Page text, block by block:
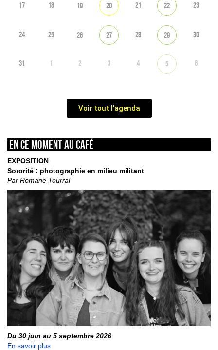
17 18 19 20 21 22 23
24 25 26 27 28 29 30
31 1 2 3 4 5 6
Voir tout l'agenda
En ce moment au café
EXPOSITION
Sororité : photographie en milieu militant
Par Romane Tourral
Du 30 juin au 5 septembre 2026
En savoir plus